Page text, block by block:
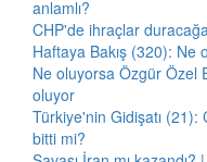
anlamlı?
CHP'de ihraçlar
Haftaya Bakış (320): Ne
Ne oluyorsa Özgür Özel
oluyor
Türkiye'nin Gidişatı (21):
bitti mi?